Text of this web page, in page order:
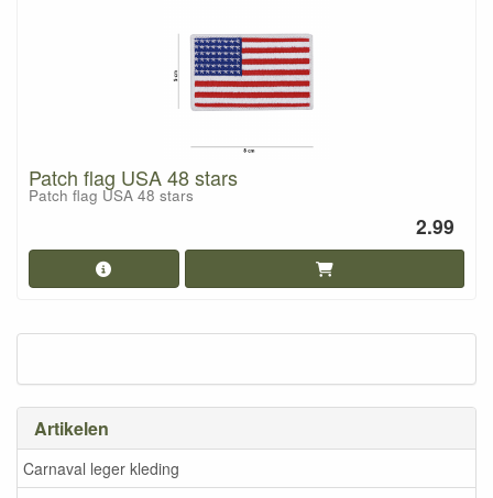
Artikelen
Carnaval leger kleding
Patch flag USA 48 stars
Patch flag USA 48 stars
2.99